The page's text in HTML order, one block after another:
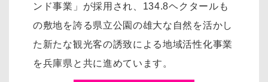
ンド事業」が採用され、134.8ヘクタールも
の敷地を誇る県立公園の雄大な自然を活かし
た新たな観光客の誘致による地域活性化事業
を兵庫県と共に進めています。